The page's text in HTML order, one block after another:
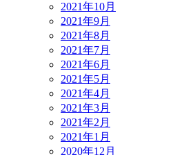
2021年10月
2021年9月
2021年8月
2021年7月
2021年6月
2021年5月
2021年4月
2021年3月
2021年2月
2021年1月
2020年12月